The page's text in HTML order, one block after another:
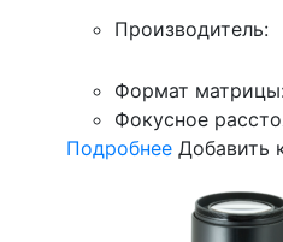
Производитель:
Формат
Фокусное
Подробнее Добавить